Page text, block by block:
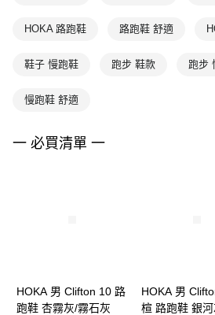
HOKA 路跑鞋 路跑鞋 舒適
鞋子 慢跑鞋 跑步 鞋款 跑步
慢跑鞋 舒適
一 必買清單 一
HOKA 男 Clifton 10 路
跑鞋 杏霧灰/霧石灰
HOKA 男
楦 路跑鞋 銀河